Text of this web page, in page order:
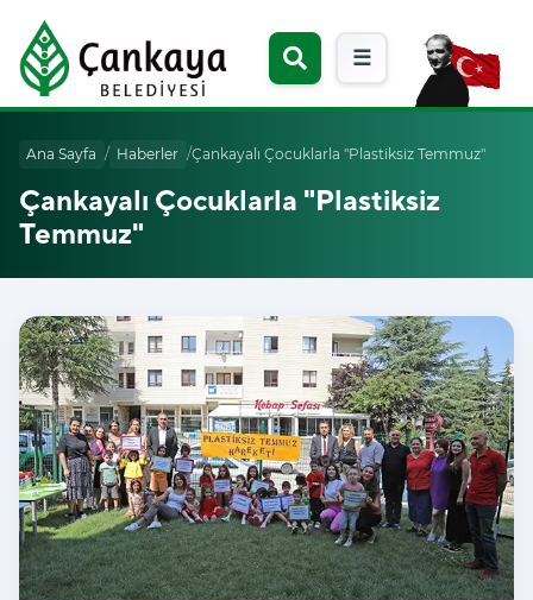
☰
Ana Sayfa / Haberler /Çankayalı Çocuklarla "Plastiksiz Temmuz"
Çankayalı Çocuklarla "Plastiksiz
Temmuz"